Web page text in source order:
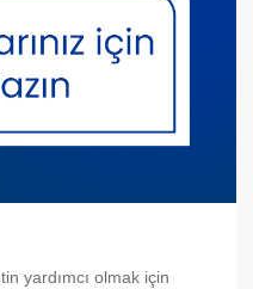
yardımcı olmak için